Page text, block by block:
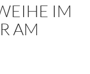
IM
AM